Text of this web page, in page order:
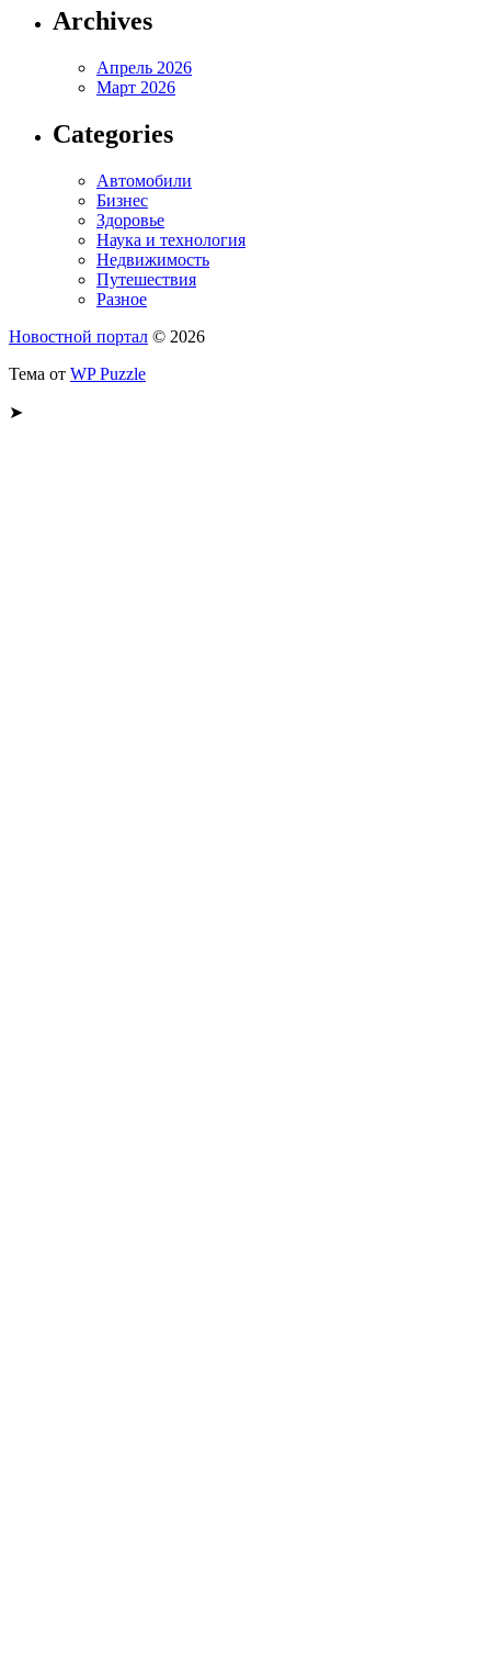
Archives
Апрель 2026
Март 2026
Categories
Автомобили
Бизнес
Здоровье
Наука и технология
Недвижимость
Путешествия
Разное
Новостной портал © 2026
Тема от WP Puzzle
➤